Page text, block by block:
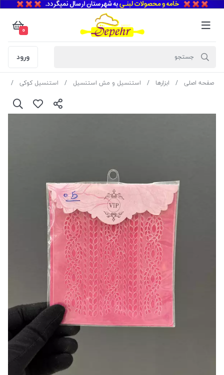
0
ورود
صفحه اصلی ابزارها استنسیل و مش استنسیل استنسیل کوکی